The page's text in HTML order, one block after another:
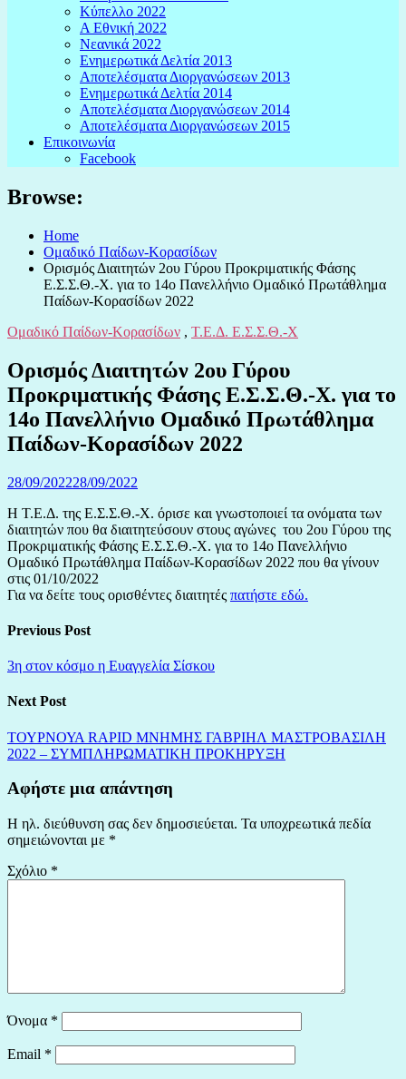
Κύπελλο 2022
Α Εθνική 2022
Νεανικά 2022
Ενημερωτικά Δελτία 2013
Αποτελέσματα Διοργανώσεων 2013
Ενημερωτικά Δελτία 2014
Αποτελέσματα Διοργανώσεων 2014
Αποτελέσματα Διοργανώσεων 2015
Επικοινωνία
Facebook
Browse:
Home
Ομαδικό Παίδων-Κορασίδων
Ορισμός Διαιτητών 2ου Γύρου Προκριματικής Φάσης
Ε.Σ.Σ.Θ.-Χ. για το 14ο Πανελλήνιο Ομαδικό Πρωτάθλημα
Παίδων-Κορασίδων 2022
Ομαδικό Παίδων-Κορασίδων , Τ.Ε.Δ. Ε.Σ.Σ.Θ.-Χ
Ορισμός Διαιτητών 2ου Γύρου
Προκριματικής Φάσης Ε.Σ.Σ.Θ.-Χ. για το
14ο Πανελλήνιο Ομαδικό Πρωτάθλημα
Παίδων-Κορασίδων 2022
28/09/202228/09/2022
Η Τ.Ε.Δ. της Ε.Σ.Σ.Θ.-Χ. όρισε και γνωστοποιεί τα ονόματα των
διαιτητών που θα διαιτητεύσουν στους αγώνες του 2ου Γύρου της
Προκριματικής Φάσης Ε.Σ.Σ.Θ.-Χ. για το 14ο Πανελλήνιο
Ομαδικό Πρωτάθλημα Παίδων-Κορασίδων 2022 που θα γίνουν
στις 01/10/2022
Για να δείτε τους ορισθέντες διαιτητές πατήστε εδώ.
Previous Post
3η στον κόσμο η Ευαγγελία Σίσκου
Next Post
ΤΟΥΡΝΟΥΑ RAPID ΜΝΗΜΗΣ ΓΑΒΡΙΗΛ ΜΑΣΤΡΟΒΑΣΙΛΗ
2022 – ΣΥΜΠΛΗΡΩΜΑΤΙΚΗ ΠΡΟΚΗΡΥΞΗ
Αφήστε μια απάντηση
Η ηλ. διεύθυνση σας δεν δημοσιεύεται. Τα υποχρεωτικά πεδία
σημειώνονται με *
Σχόλιο *
Όνομα *
Email *